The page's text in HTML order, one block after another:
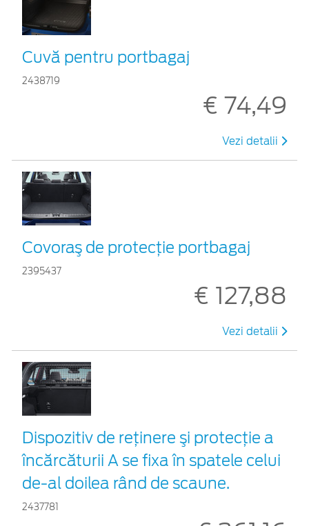
Cuvă pentru portbagaj
2438719
€ 74,49
Vezi detalii
Covoraş de protecţie portbagaj
2395437
€ 127,88
Vezi detalii
Dispozitiv de reţinere şi protecţie a
încărcăturii A se fixa în spatele celui
de-al doilea rând de scaune.
2437781